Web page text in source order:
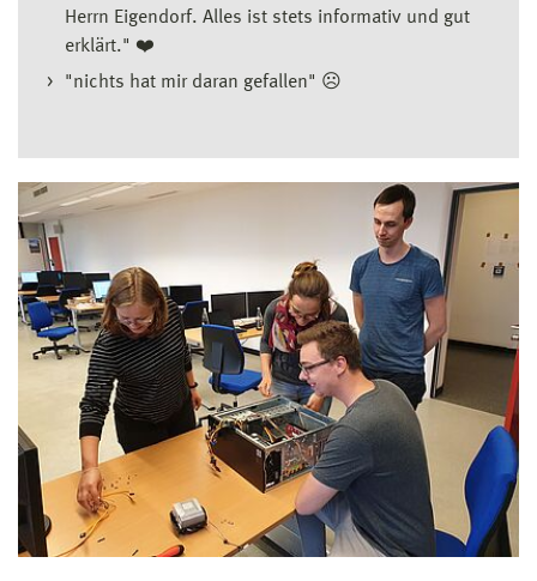
Herrn Eigendorf. Alles ist stets informativ und gut
erklärt." ❤️
"nichts hat mir daran gefallen" ☹️